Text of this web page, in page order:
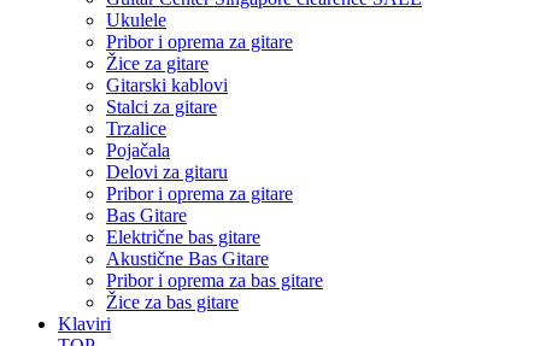
Ukulele
Pribor i oprema za gitare
Žice za gitare
Gitarski kablovi
Stalci za gitare
Trzalice
Pojačala
Delovi za gitaru
Pribor i oprema za gitare
Bas Gitare
Električne bas gitare
Akustične Bas Gitare
Pribor i oprema za bas gitare
Žice za bas gitare
Klaviri